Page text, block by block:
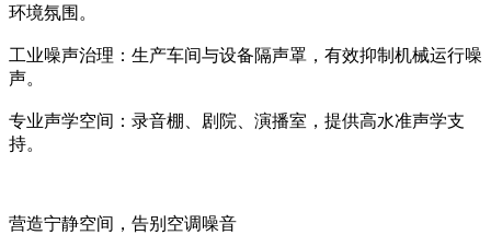
环境氛围。
工业噪声治理：生产车间与设备隔声罩，有效抑制机械运行噪
声。
专业声学空间：录音棚、剧院、演播室，提供高水准声学支
持。
营造宁静空间，告别空调噪音